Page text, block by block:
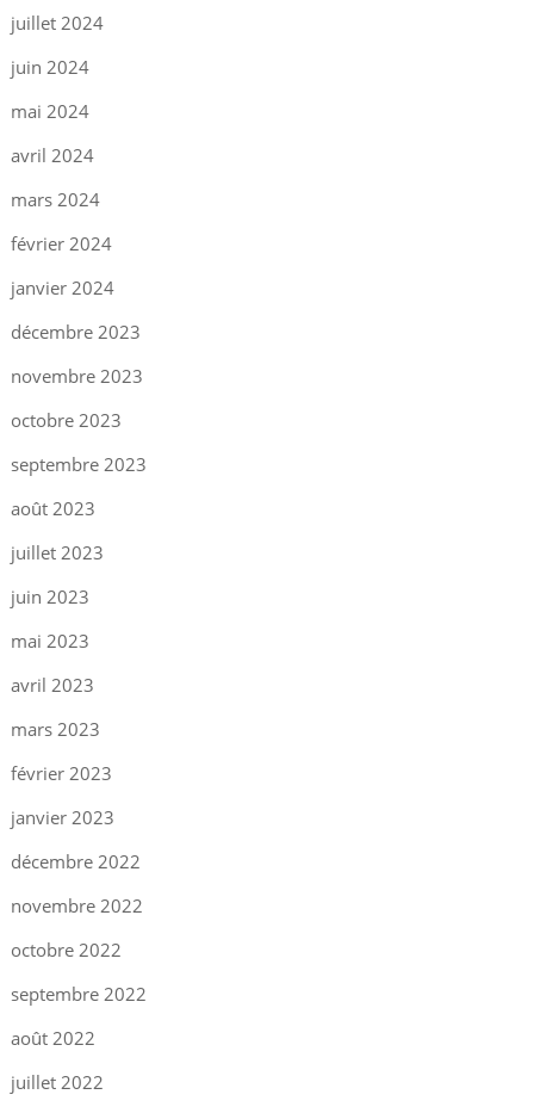
juillet 2024
juin 2024
mai 2024
avril 2024
mars 2024
février 2024
janvier 2024
décembre 2023
novembre 2023
octobre 2023
septembre 2023
août 2023
juillet 2023
juin 2023
mai 2023
avril 2023
mars 2023
février 2023
janvier 2023
décembre 2022
novembre 2022
octobre 2022
septembre 2022
août 2022
juillet 2022